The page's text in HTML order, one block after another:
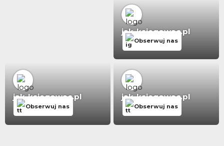
jak-ksiegowac.pl
Obserwuj nas
jak-ksiegowac.pl
Obserwuj nas
jak-ksiegowac.pl
Obserwuj nas